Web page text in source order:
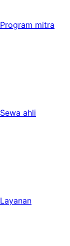
Program mitra
Sewa ahli
Layanan